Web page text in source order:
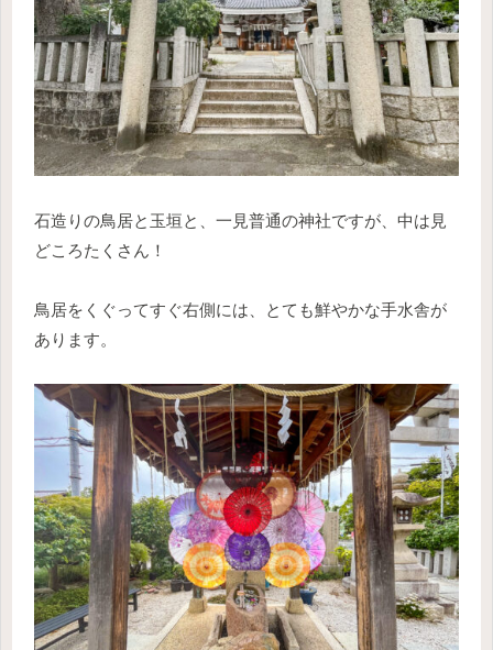
石造りの鳥居と玉垣と、一見普通の神社ですが、中は見
どころたくさん！
鳥居をくぐってすぐ右側には、とても鮮やかな手水舎が
あります。